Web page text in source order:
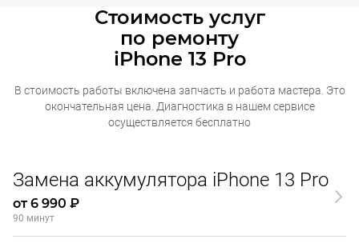
Стоимость услуг
по ремонту
iPhone 13 Pro
В стоимость работы включена запчасть и работа мастера. Это
окончательная цена. Диагностика в нашем сервисе
осуществляется бесплатно
Замена аккумулятора iPhone 13 Pro
от 6 990 ₽
90 минут